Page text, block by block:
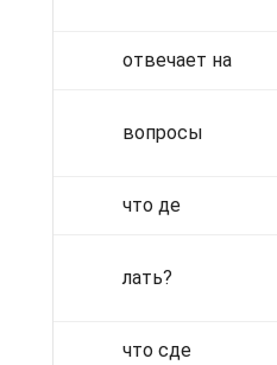
отвечает на
вопросы
что де
лать?
что сде